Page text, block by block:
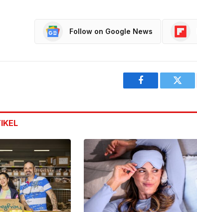
Follow on Google News
Facebook